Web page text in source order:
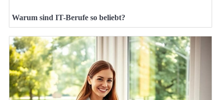
Warum sind IT-Berufe so beliebt?